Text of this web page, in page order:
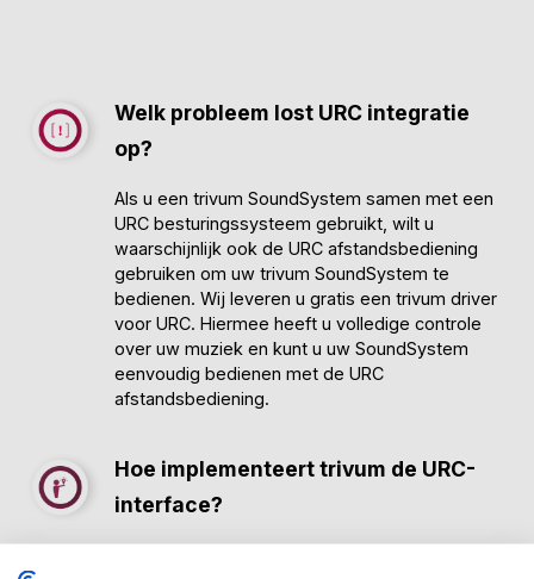
Welk probleem lost URC integratie
op?
Als u een trivum SoundSystem samen met een
URC besturingssysteem gebruikt, wilt u
waarschijnlijk ook de URC afstandsbediening
gebruiken om uw trivum SoundSystem te
bedienen. Wij leveren u gratis een trivum driver
voor URC. Hiermee heeft u volledige controle
over uw muziek en kunt u uw SoundSystem
eenvoudig bedienen met de URC
afstandsbediening.
Hoe implementeert trivum de URC-
interface?